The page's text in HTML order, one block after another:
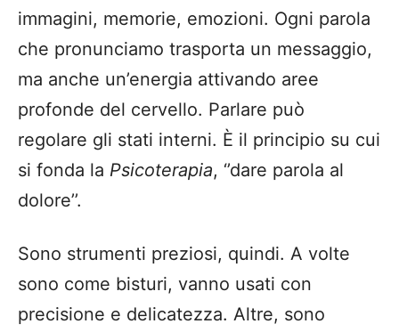
immagini, memorie, emozioni. Ogni parola
che pronunciamo trasporta un messaggio,
ma anche un’energia attivando aree
profonde del cervello. Parlare può
regolare gli stati interni. È il principio su cui
si fonda la Psicoterapia, ‘’dare parola al
dolore’’.
Sono strumenti preziosi, quindi. A volte
sono come bisturi, vanno usati con
precisione e delicatezza. Altre, sono